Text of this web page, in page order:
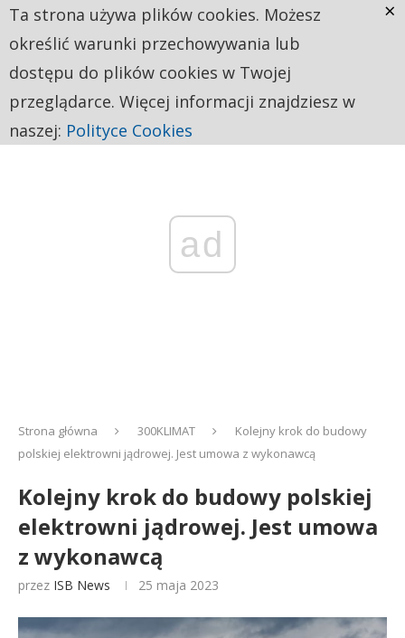
ad
Strona główna 300KLIMAT
Kolejny krok do budowy
polskiej elektrowni jądrowej. Jest umowa z wykonawcą
Kolejny krok do budowy polskiej
elektrowni jądrowej. Jest umowa
z wykonawcą
przez ISB News 25 maja 2023
Ta strona używa plików cookies. Możesz
określić warunki przechowywania lub
dostępu do plików cookies w Twojej
przeglądarce. Więcej informacji znajdziesz w
naszej: Polityce Cookies
×